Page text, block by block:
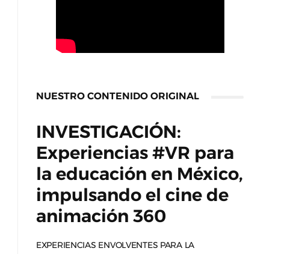
NUESTRO CONTENIDO ORIGINAL
INVESTIGACIÓN:
Experiencias #VR para
la educación en México,
impulsando el cine de
animación 360
EXPERIENCIAS ENVOLVENTES PARA LA